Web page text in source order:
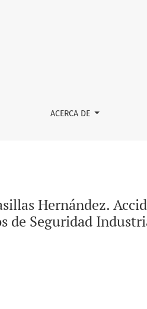
Accidentes,
ACERCA DE
actual es:
Hernández.
de Seguridad